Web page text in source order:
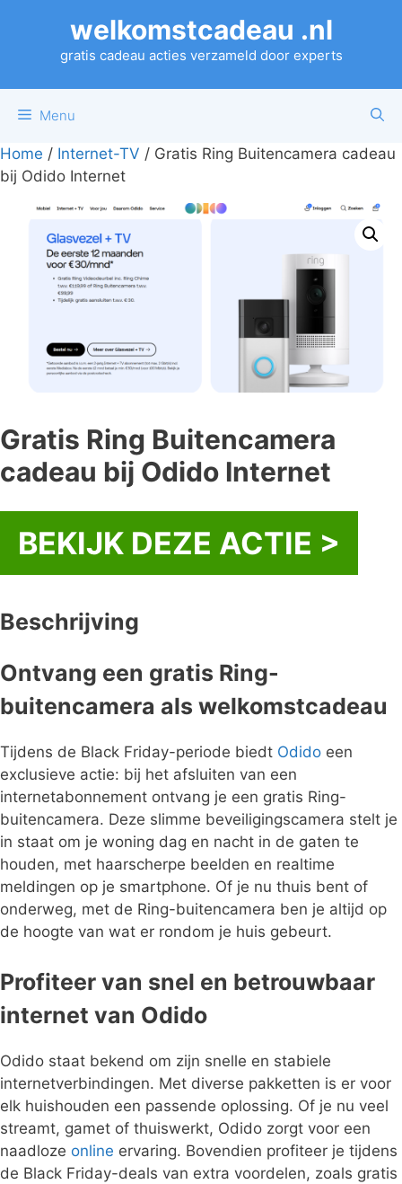
welkomstcadeau .nl
gratis cadeau acties verzameld door experts
Menu
Home / Internet-TV / Gratis Ring Buitencamera cadeau
bij Odido Internet
Gratis Ring Buitencamera
cadeau bij Odido Internet
BEKIJK DEZE ACTIE >
Beschrijving
Ontvang een gratis Ring-
buitencamera als welkomstcadeau
Tijdens de Black Friday-periode biedt Odido een
exclusieve actie: bij het afsluiten van een
internetabonnement ontvang je een gratis Ring-
buitencamera. Deze slimme beveiligingscamera stelt je
in staat om je woning dag en nacht in de gaten te
houden, met haarscherpe beelden en realtime
meldingen op je smartphone. Of je nu thuis bent of
onderweg, met de Ring-buitencamera ben je altijd op
de hoogte van wat er rondom je huis gebeurt.
Profiteer van snel en betrouwbaar
internet van Odido
Odido staat bekend om zijn snelle en stabiele
internetverbindingen. Met diverse pakketten is er voor
elk huishouden een passende oplossing. Of je nu veel
streamt, gamet of thuiswerkt, Odido zorgt voor een
naadloze online ervaring. Bovendien profiteer je tijdens
de Black Friday-deals van extra voordelen, zoals gratis